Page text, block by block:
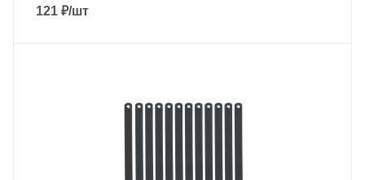
121 ₽/шт